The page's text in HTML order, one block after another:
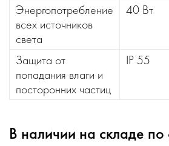
Энергопотребление
всех источников
света
40 Вт
Защита от
попадания влаги и
посторонних частиц
IP 55
В наличии на складе